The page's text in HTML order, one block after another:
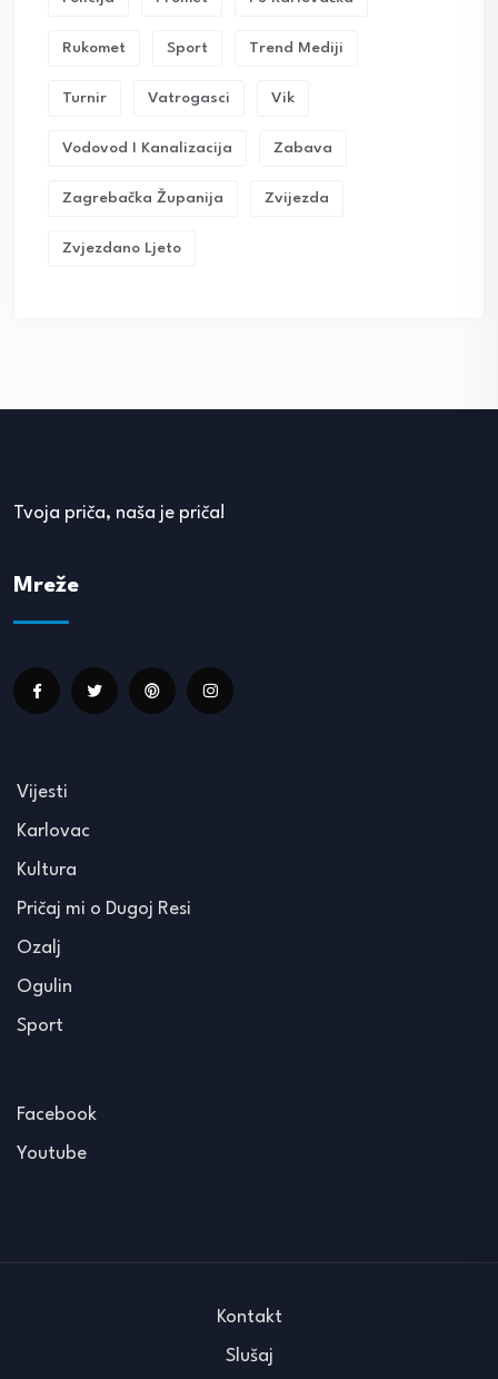
Rukomet Sport Trend Mediji
Turnir Vatrogasci Vik
Vodovod I Kanalizacija Zabava
Zagrebačka Županija Zvijezda
Zvjezdano Ljeto
Tvoja priča, naša je priča!
Mreže
Vijesti
Karlovac
Kultura
Pričaj mi o Dugoj Resi
Ozalj
Ogulin
Sport
Facebook
Youtube
Kontakt
Slušaj